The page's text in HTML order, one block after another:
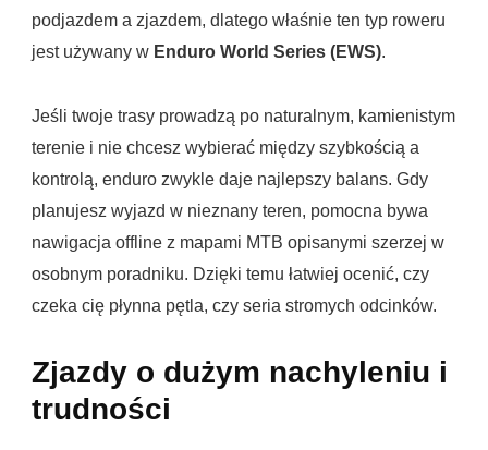
podjazdem a zjazdem, dlatego właśnie ten typ roweru
jest używany w Enduro World Series (EWS).
Jeśli twoje trasy prowadzą po naturalnym, kamienistym
terenie i nie chcesz wybierać między szybkością a
kontrolą, enduro zwykle daje najlepszy balans. Gdy
planujesz wyjazd w nieznany teren, pomocna bywa
nawigacja offline z mapami MTB opisanymi szerzej w
osobnym poradniku. Dzięki temu łatwiej ocenić, czy
czeka cię płynna pętla, czy seria stromych odcinków.
Zjazdy o dużym nachyleniu i
trudności